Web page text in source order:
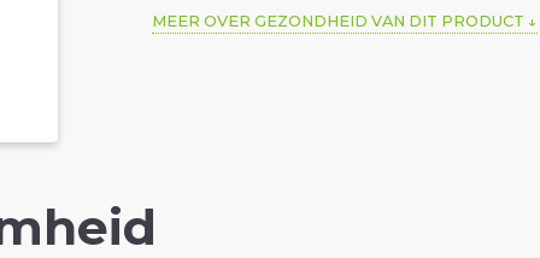
MEER OVER GEZONDHEID VAN DIT PRODUCT